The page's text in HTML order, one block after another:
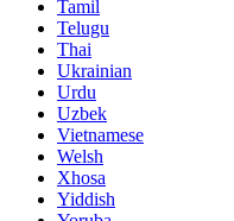
Tamil
Telugu
Thai
Ukrainian
Urdu
Uzbek
Vietnamese
Welsh
Xhosa
Yiddish